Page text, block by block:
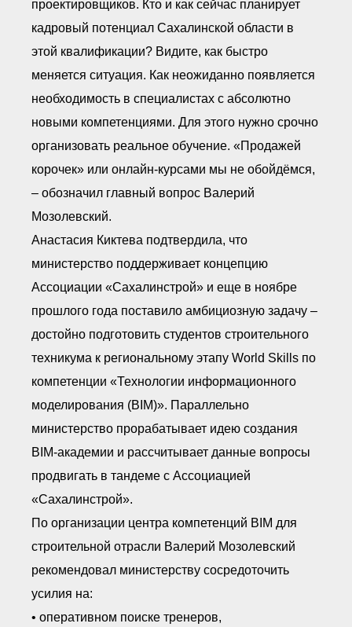
проектировщиков. Кто и как сейчас планирует
кадровый потенциал Сахалинской области в
этой квалификации? Видите, как быстро
меняется ситуация. Как неожиданно появляется
необходимость в специалистах с абсолютно
новыми компетенциями. Для этого нужно срочно
организовать реальное обучение. «Продажей
корочек» или онлайн-курсами мы не обойдёмся,
– обозначил главный вопрос Валерий
Мозолевский.
Анастасия Киктева подтвердила, что
министерство поддерживает концепцию
Ассоциации «Сахалинстрой» и еще в ноябре
прошлого года поставило амбициозную задачу –
достойно подготовить студентов строительного
техникума к региональному этапу World Skills по
компетенции «Технологии информационного
моделирования (BIM)». Параллельно
министерство прорабатывает идею создания
BIM-академии и рассчитывает данные вопросы
продвигать в тандеме с Ассоциацией
«Сахалинстрой».
По организации центра компетенций BIM для
строительной отрасли Валерий Мозолевский
рекомендовал министерству сосредоточить
усилия на:
• оперативном поиске тренеров,